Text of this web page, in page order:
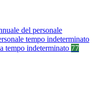
del personale
tempo indeterminato
tempo indeterminato 77